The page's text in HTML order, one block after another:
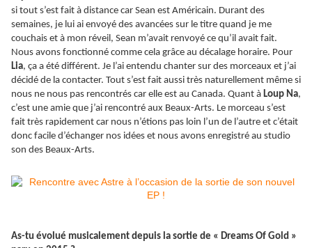
si tout s’est fait à distance car Sean est Américain. Durant des
semaines, je lui ai envoyé des avancées sur le titre quand je me
couchais et à mon réveil, Sean m’avait renvoyé ce qu’il avait fait.
Nous avons fonctionné comme cela grâce au décalage horaire. Pour
Lia, ça a été différent. Je l’ai entendu chanter sur des morceaux et j’ai
décidé de la contacter. Tout s’est fait aussi très naturellement même si
nous ne nous pas rencontrés car elle est au Canada. Quant à Loup Na,
c’est une amie que j’ai rencontré aux Beaux-Arts. Le morceau s’est
fait très rapidement car nous n’étions pas loin l’un de l’autre et c’était
donc facile d’échanger nos idées et nous avons enregistré au studio
son des Beaux-Arts.
As-tu évolué musicalement depuis la sortie de « Dreams Of Gold »